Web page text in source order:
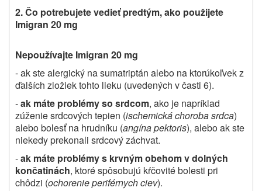
2. Čo potrebujete vedieť predtým, ako použijete
Imigran 20 mg
Nepoužívajte Imigran 20 mg
- ak ste alergický na sumatriptán alebo na ktorúkoľvek z
ďalších zložiek tohto lieku (uvedených v časti 6).
-ak máte problémy so srdcom, ako je napríklad
zúženie srdcových tepien (ischemická choroba srdca)
alebo bolesť na hrudníku (angína pektoris), alebo ak ste
niekedy prekonali srdcový záchvat.
-ak máte problémy s krvným obehom v dolných
končatinách, ktoré spôsobujú kŕčovité bolesti pri
chôdzi (ochorenie periférnych ciev).